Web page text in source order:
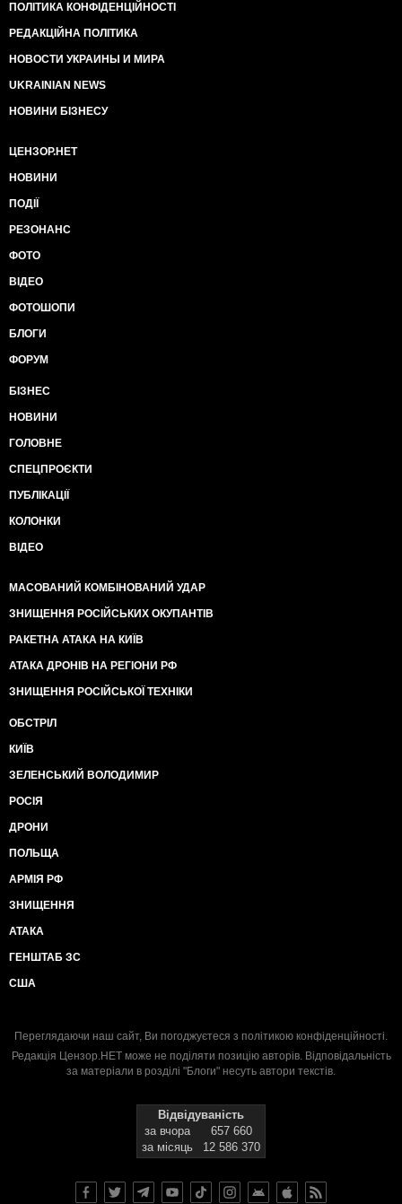
ПОЛІТИКА КОНФІДЕНЦІЙНОСТІ
РЕДАКЦІЙНА ПОЛІТИКА
НОВОСТИ УКРАИНЫ И МИРА
UKRAINIAN NEWS
НОВИНИ БІЗНЕСУ
ЦЕНЗОР.НЕТ
НОВИНИ
ПОДІЇ
РЕЗОНАНС
ФОТО
ВІДЕО
ФОТОШОПИ
БЛОГИ
ФОРУМ
БІЗНЕС
НОВИНИ
ГОЛОВНЕ
СПЕЦПРОЄКТИ
ПУБЛІКАЦІЇ
КОЛОНКИ
ВІДЕО
МАСОВАНИЙ КОМБІНОВАНИЙ УДАР
ЗНИЩЕННЯ РОСІЙСЬКИХ ОКУПАНТІВ
РАКЕТНА АТАКА НА КИЇВ
АТАКА ДРОНІВ НА РЕГІОНИ РФ
ЗНИЩЕННЯ РОСІЙСЬКОЇ ТЕХНІКИ
ОБСТРІЛ
КИЇВ
ЗЕЛЕНСЬКИЙ ВОЛОДИМИР
РОСІЯ
ДРОНИ
ПОЛЬЩА
АРМІЯ РФ
ЗНИЩЕННЯ
АТАКА
ГЕНШТАБ ЗС
США
Переглядаючи наш сайт, Ви погоджуєтеся з політикою конфіденційності.
Редакція Цензор.НЕТ може не поділяти позицію авторів. Відповідальність
за матеріали в розділі "Блоги" несуть автори текстів.
Відвідуваність
за вчора
657 660
за місяць
12 586 370